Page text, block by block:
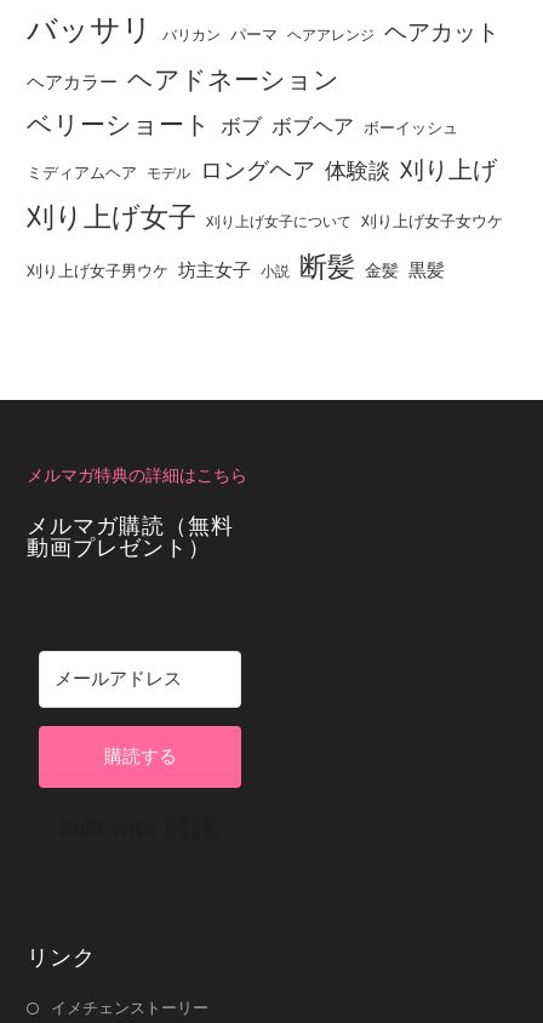
バッサリ バリカン パーマ ヘアアレンジ ヘアカット
ヘアカラー ヘアドネーション
ベリーショート
ボブ ボブヘア ボーイッシュ
ミディアムヘア モデル ロングヘア 体験談 刈り上げ
刈り上げ女子 刈り上げ女子について 刈り上げ女子女ウケ
刈り上げ女子男ウケ 坊主女子 小説 断髪 金髪 黒髪
メルマガ特典の詳細はこちら
メルマガ購読（無料
動画プレゼント）
購読する
リンク
イメチェンストーリー